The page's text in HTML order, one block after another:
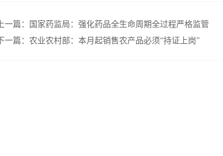
上一篇：
国家药监局：强化药品全生命周期全过程严格监管
下一篇： 农业农村部：本月起销售农产品必须“持证上岗”